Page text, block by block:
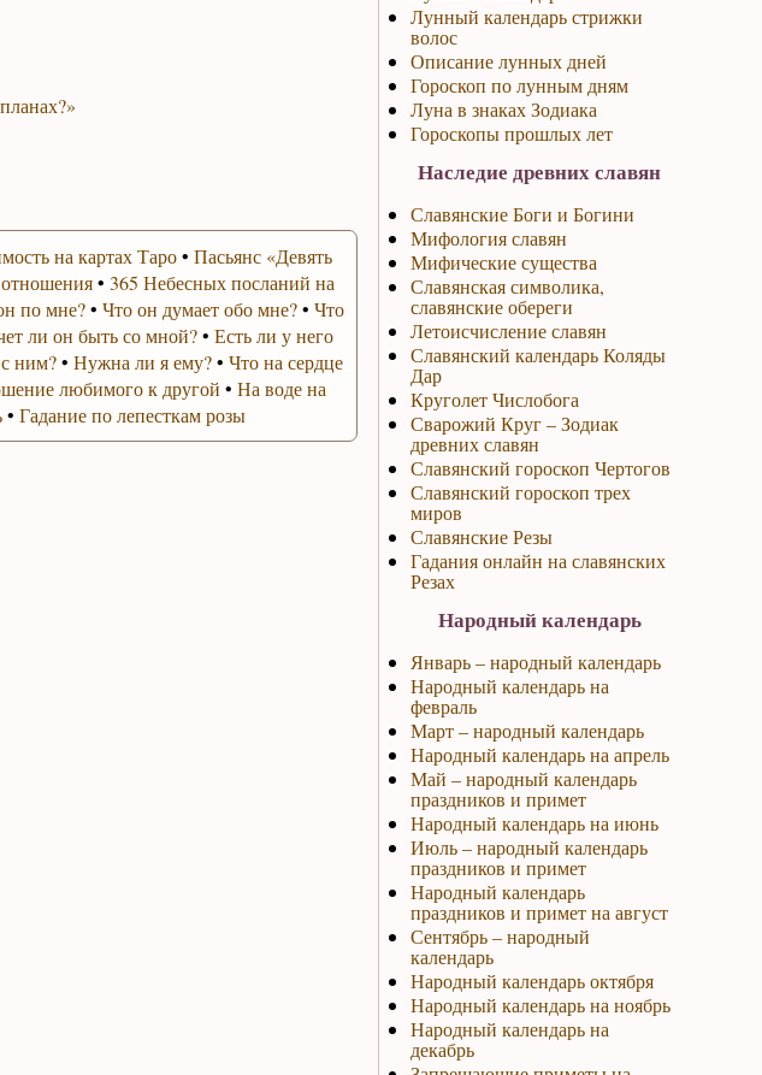
на картах Таро• Пасьянс «Девять
• 365 Небесных посланий на
по мне?• Что он думает обо мне?• Что
ли он быть со мной?• Есть ли у него
ним?• Нужна ли я ему?• Что на сердце
любимого к другой • На воде на
• Гадание по лепесткам розы
Лунный календарь стрижки
волос
Описание лунных дней
Гороскоп по лунным дням
Луна в знаках Зодиака
Гороскопы прошлых лет
Наследие древних славян
Славянские Боги и Богини
Мифология славян
Мифические существа
Славянская символика,
славянские обереги
Летоисчисление славян
Славянский календарь Коляды
Дар
Круголет Числобога
Сварожий Круг – Зодиак
древних славян
Славянский гороскоп Чертогов
Славянский гороскоп трех
миров
Славянские Резы
Гадания онлайн на славянских
Резах
Народный календарь
Январь – народный календарь
Народный календарь на
февраль
Март – народный календарь
Народный календарь на апрель
Май – народный календарь
праздников и примет
Народный календарь на июнь
Июль – народный календарь
праздников и примет
Народный календарь
праздников и примет на август
Сентябрь – народный
календарь
Народный календарь октября
Народный календарь на ноябрь
Народный календарь на
декабрь